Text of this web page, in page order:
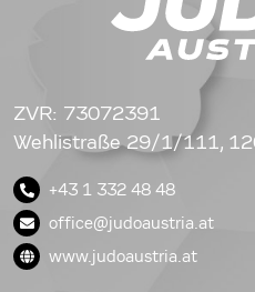
ZVR: 73072391
Wehlistraße 29/1/111,
+43 1 332 48 48
office@judoaustria.at
www.judoaustria.at